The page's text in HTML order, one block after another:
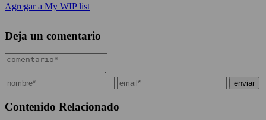
Agregar a My WIP list
Deja un comentario
Contenido Relacionado